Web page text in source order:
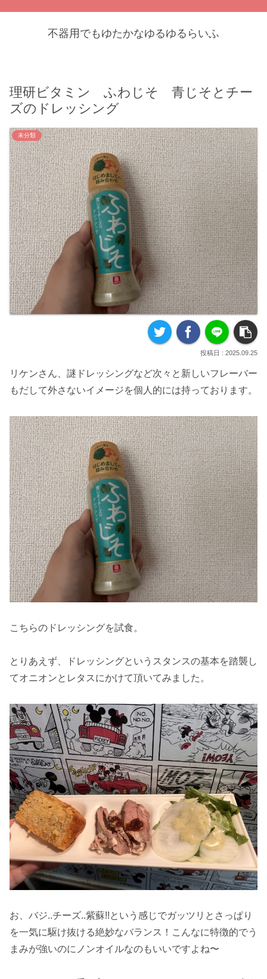
不器用でもゆたかなゆるゆるらいふ
理研ビタミン ふわじそ 青じそとチー
ズのドレッシング
未分類
2025.09.25
リケンさん、謎ドレッシングなど次々と新しいフレーバー
もだして外さないイメージを個人的には持っております。
こちらのドレッシングを試食。
とりあえず、ドレッシングというスタンスの基本を踏襲し
てオニオンとレタスにかけて頂いてみました。
お、バジ..チーズ..紫蘇!!という感じでガッツリとさっぱり
を一気に駆け抜ける絶妙なバランス！こんなに特徴的でう
まみが強いのにノンオイルなのもいいですよね〜